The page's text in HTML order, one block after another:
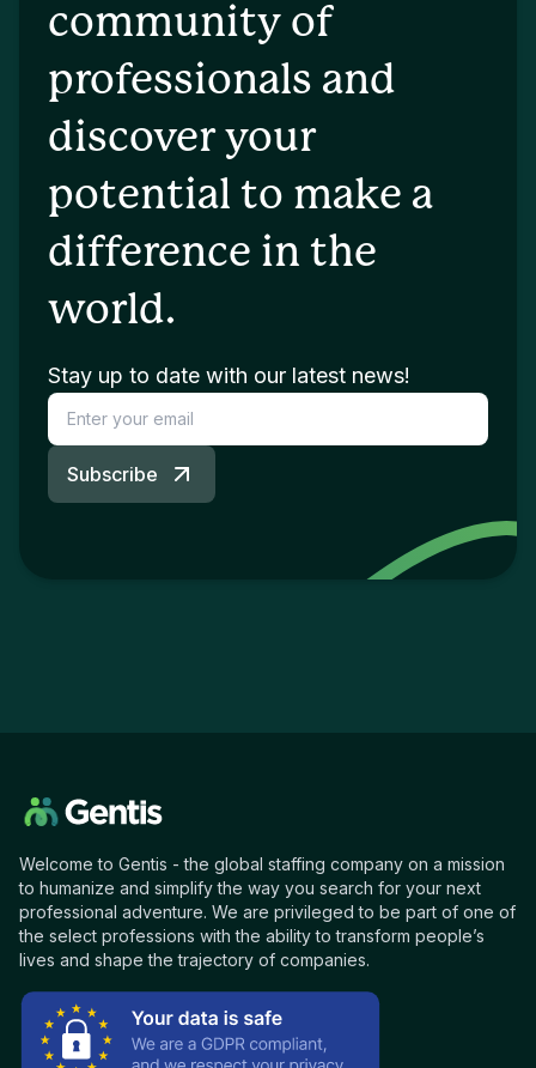
community of
professionals and
discover your
potential to make a
difference in the
world.
Stay up to date with our latest news!
Subscribe
Welcome to Gentis - the global staffing company on a mission
to humanize and simplify the way you search for your next
professional adventure. We are privileged to be part of one of
the select professions with the ability to transform people’s
lives and shape the trajectory of companies.